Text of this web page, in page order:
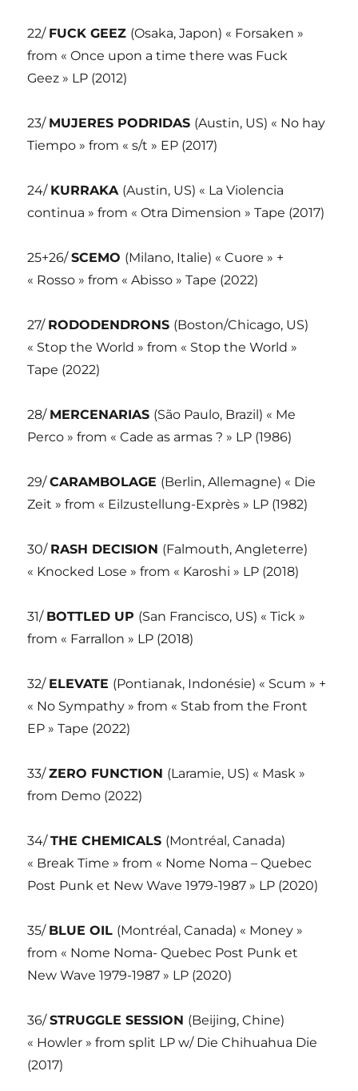
22/ FUCK GEEZ (Osaka, Japon) « Forsaken »
from « Once upon a time there was Fuck
Geez » LP (2012)
23/ MUJERES PODRIDAS (Austin, US) « No hay
Tiempo » from « s/t » EP (2017)
24/ KURRAKA (Austin, US) « La Violencia
continua » from « Otra Dimension » Tape (2017)
25+26/SCEMO (Milano, Italie) « Cuore » +
« Rosso » from « Abisso » Tape (2022)
27/ RODODENDRONS (Boston/Chicago, US)
« Stop the World » from « Stop the World »
Tape (2022)
28/ MERCENARIAS (São Paulo, Brazil) « Me
Perco » from « Cade as armas ? » LP (1986)
29/CARAMBOLAGE (Berlin, Allemagne) « Die
Zeit » from « Eilzustellung-Exprès » LP (1982)
30/ RASH DECISION (Falmouth, Angleterre)
« Knocked Lose » from « Karoshi » LP (2018)
31/ BOTTLED UP (San Francisco, US) « Tick »
from « Farrallon » LP (2018)
32/ ELEVATE (Pontianak, Indonésie) « Scum » +
« No Sympathy » from « Stab from the Front
EP » Tape (2022)
33/ZERO FUNCTION (Laramie, US) « Mask »
from Demo (2022)
34/THE CHEMICALS (Montréal, Canada)
« Break Time » from « Nome Noma – Quebec
Post Punk et New Wave 1979-1987 » LP (2020)
35/ BLUE OIL (Montréal, Canada) « Money »
from « Nome Noma- Quebec Post Punk et
New Wave 1979-1987 » LP (2020)
36/STRUGGLE SESSION (Beijing, Chine)
« Howler » from split LP w/ Die Chihuahua Die
(2017)